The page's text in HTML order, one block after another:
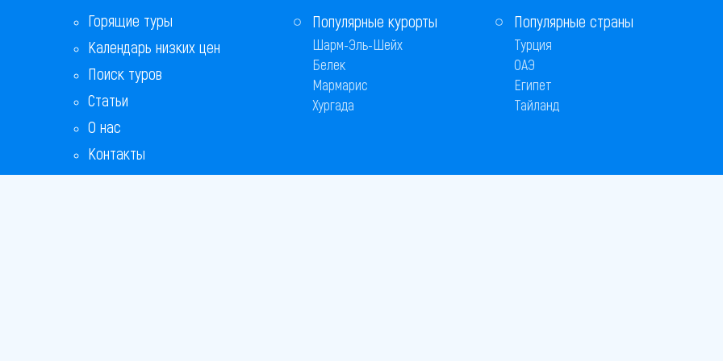
Горящие туры
Календарь низких цен
Поиск туров
Статьи
О нас
Контакты
Популярные курорты
Шарм-Эль-Шейх
Белек
Мармарис
Хургада
Популярные страны
Турция
ОАЭ
Египет
Тайланд